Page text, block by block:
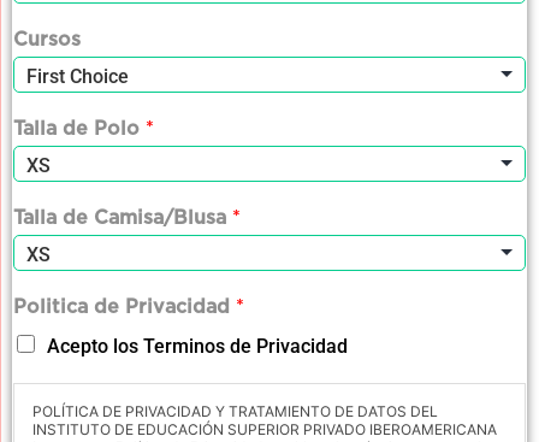
Cursos
Talla de Polo *
Talla de Camisa/Blusa *
Politica de Privacidad *
Acepto los Terminos de Privacidad
POLÍTICA DE PRIVACIDAD Y TRATAMIENTO DE DATOS DEL
INSTITUTO DE EDUCACIÓN SUPERIOR PRIVADO IBEROAMERICANA